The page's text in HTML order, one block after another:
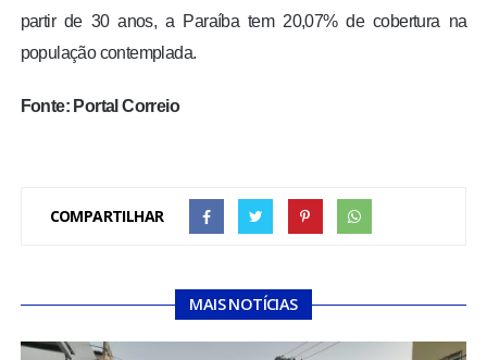
partir de 30 anos, a Paraíba tem 20,07% de cobertura na
população contemplada.
Fonte: Portal Correio
COMPARTILHAR
MAIS NOTÍCIAS